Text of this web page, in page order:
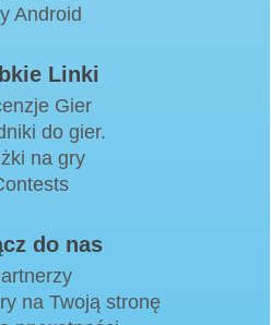
Android
Linki
Gier
do gier.
na gry
do nas
na Twoją stronę